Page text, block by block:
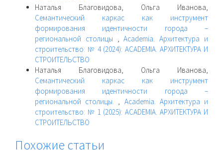
Наталья Благовидова, Ольга Иванова,
Семантический каркас как инструмент
формирования идентичности города –
региональной столицы ,Academia. Архитектура и
строительство: № 4 (2024): ACADEMIA. АРХИТЕКТУРА И
СТРОИТЕЛЬСТВО
Наталья Благовидова, Ольга Иванова,
Семантический каркас как инструмент
формирования идентичности города –
региональной столицы. , Academia. Архитектура и
строительство: № 1 (2025): ACADEMIA. АРХИТЕКТУРА И
СТРОИТЕЛЬСТВО
Похожие статьи